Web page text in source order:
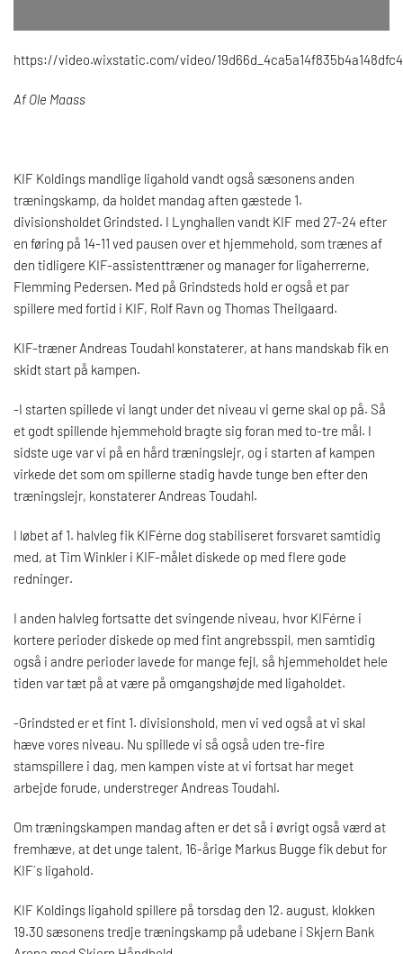
https://video.wixstatic.com/video/
Af Ole Maass
KIF Koldings mandlige ligahold vandt også sæsonens anden
træningskamp, da holdet mandag aften gæstede 1.
divisionsholdet Grindsted. I Lynghallen vandt KIF med 27-24 efter
en føring på 14-11 ved pausen over et hjemmehold, som trænes af
den tidligere KIF-assistenttræner og manager for ligaherrerne,
Flemming Pedersen. Med på Grindsteds hold er også et par
spillere med fortid i KIF, Rolf Ravn og Thomas Theilgaard.
KIF-træner Andreas Toudahl konstaterer, at hans mandskab fik en
skidt start på kampen.
-I starten spillede vi langt under det niveau vi gerne skal op på. Så
et godt spillende hjemmehold bragte sig foran med to-tre mål. I
sidste uge var vi på en hård træningslejr, og i starten af kampen
virkede det som om spillerne stadig havde tunge ben efter den
træningslejr, konstaterer Andreas Toudahl.
I løbet af 1. halvleg fik KIFérne dog stabiliseret forsvaret samtidig
med, at Tim Winkler i KIF-målet diskede op med flere gode
redninger.
I anden halvleg fortsatte det svingende niveau, hvor KIFérne i
kortere perioder diskede op med fint angrebsspil, men samtidig
også i andre perioder lavede for mange fejl, så hjemmeholdet hele
tiden var tæt på at være på omgangshøjde med ligaholdet.
-Grindsted er et fint 1. divisionshold, men vi ved også at vi skal
hæve vores niveau. Nu spillede vi så også uden tre-fire
stamspillere i dag, men kampen viste at vi fortsat har meget
arbejde forude, understreger Andreas Toudahl.
Om træningskampen mandag aften er det så i øvrigt også værd at
fremhæve, at det unge talent, 16-årige Markus Bugge fik debut for
KIF´s ligahold.
KIF Koldings ligahold spillere på torsdag den 12. august, klokken
19.30 sæsonens tredje træningskamp på udebane i Skjern Bank